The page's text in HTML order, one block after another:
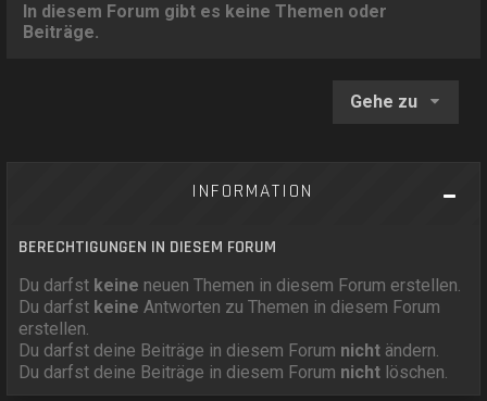
In diesem Forum gibt es keine Themen oder
Beiträge.
Gehe zu
INFORMATION
BERECHTIGUNGEN IN DIESEM FORUM
Du darfst keine neuen Themen in diesem Forum erstellen.
Du darfst keine Antworten zu Themen in diesem Forum
erstellen.
Du darfst deine Beiträge in diesem Forum nicht ändern.
Du darfst deine Beiträge in diesem Forum nicht löschen.